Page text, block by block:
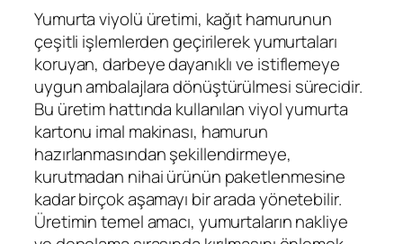
Yumurta viyolü üretimi, kağıt hamurunun
çeşitli işlemlerden geçirilerek yumurtaları
koruyan, darbeye dayanıklı ve istiflemeye
uygun ambalajlara dönüştürülmesi sürecidir.
Bu üretim hattında kullanılan viyol yumurta
kartonu imal makinası, hamurun
hazırlanmasından şekillendirmeye,
kurutmadan nihai ürünün paketlenmesine
kadar birçok aşamayı bir arada yönetebilir.
Üretimin temel amacı, yumurtaların nakliye